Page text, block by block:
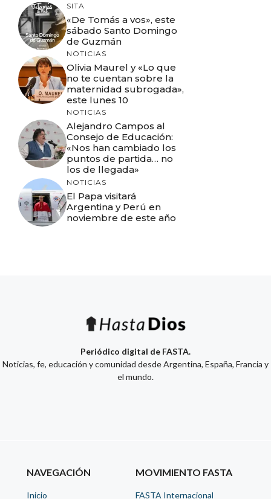
SITA
«De Tomás a vos», este
sábado Santo Domingo
de Guzmán
NOTICIAS
Olivia Maurel y «Lo que
no te cuentan sobre la
maternidad subrogada»,
este lunes 10
NOTICIAS
Alejandro Campos al
Consejo de Educación:
«Nos han cambiado los
puntos de partida… no
los de llegada»
NOTICIAS
El Papa visitará
Argentina y Perú en
noviembre de este año
Periódico digital de FASTA.
Noticias, fe, educación y comunidad desde Argentina, España, Francia y
el mundo.
NAVEGACIÓN
Inicio
MOVIMIENTO FASTA
FASTA Internacional